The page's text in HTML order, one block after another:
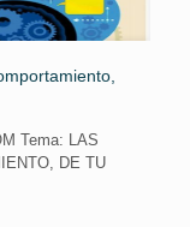
Tema: LAS
DE TU